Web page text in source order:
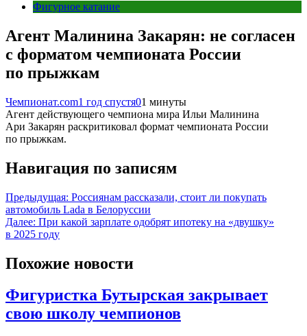
Фигурное катание
Агент Малинина Закарян: не согласен
с форматом чемпионата России
по прыжкам
Чемпионат.com1 год спустя01 минуты
Агент действующего чемпиона мира Ильи Малинина
Ари Закарян раскритиковал формат чемпионата России
по прыжкам.
Навигация по записям
Предыдущая: Россиянам рассказали, стоит ли покупать
автомобиль Lada в Белоруссии
Далее: При какой зарплате одобрят ипотеку на «двушку»
в 2025 году
Похожие новости
Фигуристка Бутырская закрывает
свою школу чемпионов